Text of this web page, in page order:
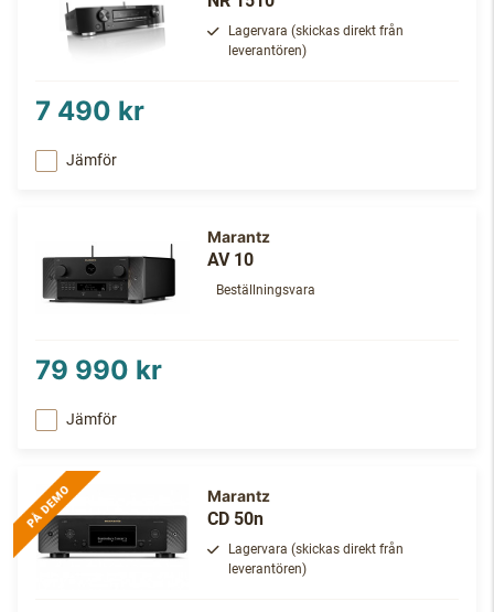
Lagervara (skickas direkt från
leverantören)
7 490 kr
Jämför
Marantz
AV 10
Beställningsvara
79 990 kr
Jämför
Marantz
CD 50n
Lagervara (skickas direkt från
leverantören)